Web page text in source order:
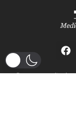
Somos un medio de